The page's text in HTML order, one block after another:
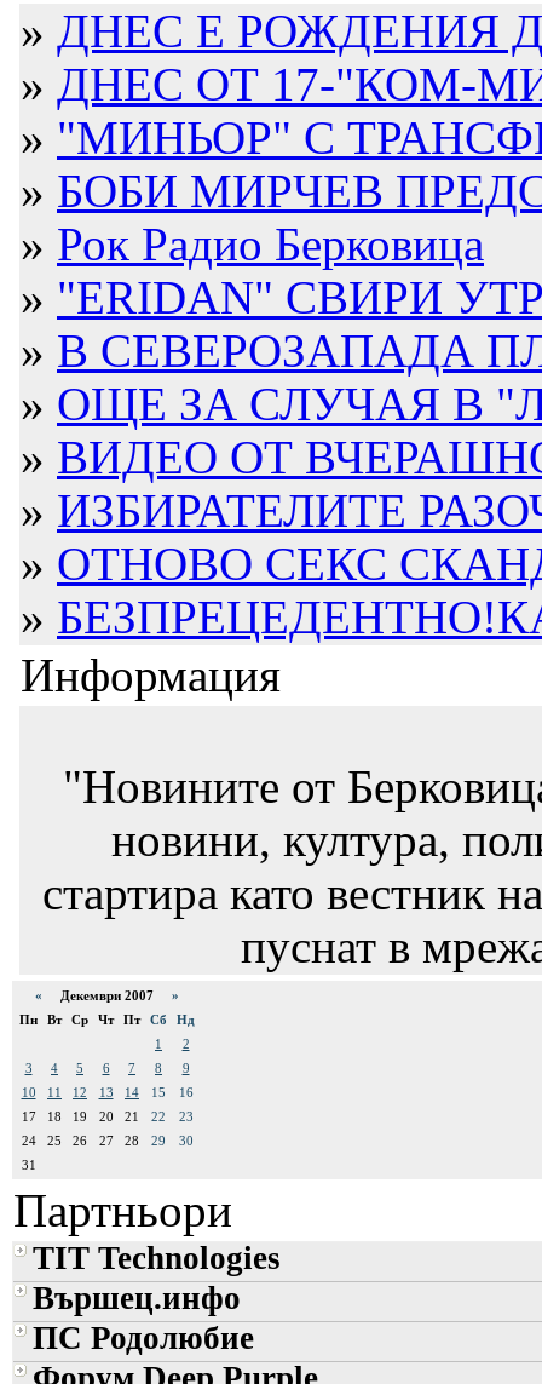
» ДНЕС Е РОЖДЕНИЯ
» ДНЕС ОТ 17-"КОМ-
» "МИНЬОР" С
» БОБИ МИРЧЕВ
» Рок Радио Берковица
» "ERIDAN" СВИРИ
» В СЕВЕРОЗАПАДА
» ОЩЕ ЗА СЛУЧАЯ В
» ВИДЕО ОТ
» ИЗБИРАТЕЛИТЕ
» ОТНОВО СЕКС
»
Информация
"Новините от
новини, култура,
стартира като вестник
пуснат в
« Декември 2007 »
Пн
Вт Ср Чт Пт Сб
Нд
1
2
3
4 5 6 7 8
9
10
11 12 13 14 15
16
17
18 19 20 21 22
23
24
25 26 27 28 29
30
31
Партньори
TIT Technologies
Вършец.инфо
ПС Родолюбие